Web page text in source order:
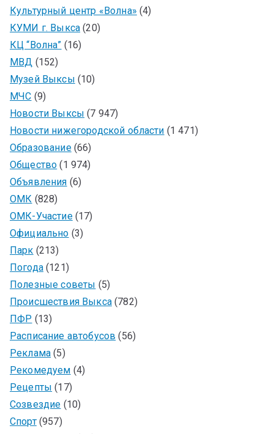
Культурный центр «Волна» (4)
КУМИ г. Выкса (20)
КЦ “Волна” (16)
МВД (152)
Музей Выксы (10)
МЧС (9)
Новости Выксы (7 947)
Новости нижегородской области (1 471)
Образование(66)
Общество (1 974)
Объявления (6)
ОМК (828)
ОМК-Участие(17)
Официально (3)
Парк (213)
Погода(121)
Полезные советы (5)
Происшествия Выкса(782)
ПФР (13)
Расписание автобусов (56)
Реклама (5)
Рекомедуем (4)
Рецепты (17)
Созвездие (10)
Спорт(957)